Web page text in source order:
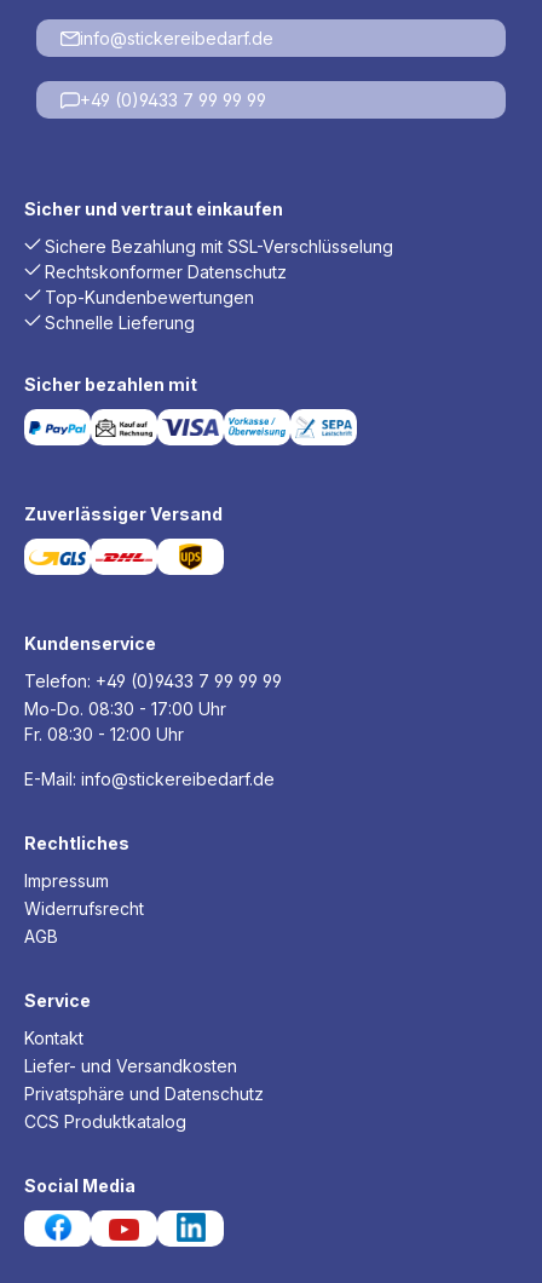
info@stickereibedarf.de
+49 (0)9433 7 99 99 99
Sicher und vertraut einkaufen
Sichere Bezahlung mit SSL-Verschlüsselung
Rechtskonformer Datenschutz
Top-Kundenbewertungen
Schnelle Lieferung
Sicher bezahlen mit
Zuverlässiger Versand
Kundenservice
Telefon: +49 (0)9433 7 99 99 99
Mo-Do. 08:30 - 17:00 Uhr
Fr. 08:30 - 12:00 Uhr
E-Mail: info@stickereibedarf.de
Rechtliches
Impressum
Widerrufsrecht
AGB
Service
Kontakt
Liefer- und Versandkosten
Privatsphäre und Datenschutz
CCS Produktkatalog
Social Media